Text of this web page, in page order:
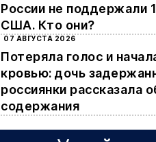
России не поддержали
США. Кто они?
07 АВГУСТА 2026
Потеряла голос и
кровью: дочь
россиянки рассказала
содержания